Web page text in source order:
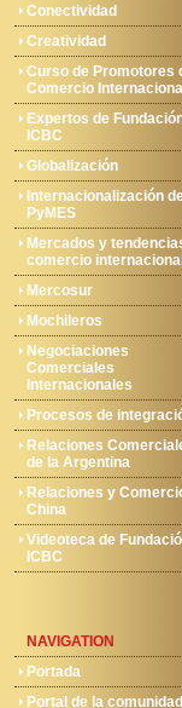
Conectividad
Creatividad
Curso de Promotores
Comercio Internacional
Expertos de
ICBC
Globalización
Internacionalización
PyMES
Mercados y
comercio internacional
Mercosur
Mochileros
Negociaciones
Comerciales
Internacionales
Procesos de
Relaciones
de la Argentina
Relaciones y
China
Videoteca de
ICBC
NAVIGATION
Portada
Portal de la comunidad